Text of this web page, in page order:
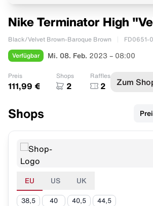
Nike Terminator High
Black/Velvet Brown-Baroque Brown FD0651-
Verfügbar Mi. 08. Feb. 2023 – 08:00
Preis
111,99 €
Shops
2
Raffles
2 Zum
Shops
EU US UK
38,5 40 40,5 44,5